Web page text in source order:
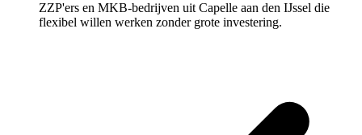
ZZP'ers en MKB-bedrijven uit Capelle aan den IJssel die
flexibel willen werken zonder grote investering.